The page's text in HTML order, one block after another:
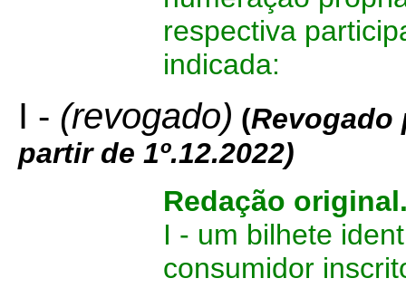
respectiva
indicada:
I - (revogado) (
partir de 1º.12.2022)
Redação
I - um bilhete
consumidor